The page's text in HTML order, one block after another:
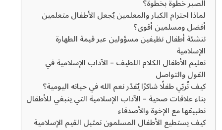
الصبر خطوة بخطوة؟
لماذا احترام الكبار والمعلمين يُجعل الأطفال متعلمين
أفضل ومسلمين أقوى؟
تنشئة أطفال نظيفين مسؤولين عبر قيمة الطهارة
الإسلامية
تعليم الأطفال الكلام اللطيف – الآداب الإسلامية في
القول والتواصل
كيف تُربّي طفلًا شاكرًا يُقدّر نعم الله في حياته اليومية؟
بناء علاقات صحية – الآداب الإسلامية التي ينبغي للأطفال
تطبيقها مع الإخوة والأصدقاء
كيف يستطيع الأطفال المسلمون تمثيل القيم الإسلامية